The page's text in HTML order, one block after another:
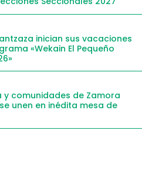
inician sus vacaciones
«Wekain El Pequeño
y comunidades de Zamora
unen en inédita mesa de